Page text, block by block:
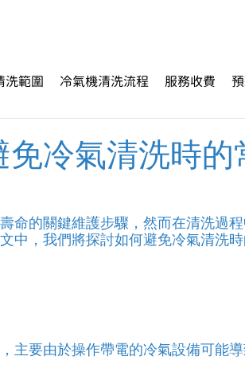
洗範圍 冷氣機清洗流程 服務收費
冷氣清洗時的
命的關鍵維護步驟，然而在清洗過
中，我們將探討如何避免冷氣清洗
主要由於操作帶電的冷氣設備可能